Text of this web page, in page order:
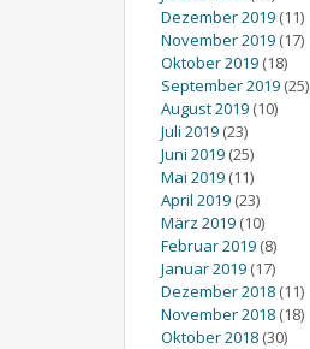
Dezember 2019 (11)
November 2019 (17)
Oktober 2019 (18)
September 2019 (25)
August 2019 (10)
Juli 2019 (23)
Juni 2019 (25)
Mai 2019 (11)
April 2019 (23)
März 2019 (10)
Februar 2019 (8)
Januar 2019 (17)
Dezember 2018 (11)
November 2018 (18)
Oktober 2018 (30)